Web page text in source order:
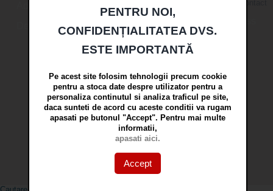
Agentii imobiliare
Despre noi
Contact
Cauta
mai multe optiuni »
Tip anunt
PENTRU NOI,
CONFIDENȚIALITATEA DVS.
ESTE IMPORTANTĂ
Pe acest site folosim tehnologii precum cookie
pentru a stoca date despre utilizator pentru a
personaliza continutul si analiza traficul pe site,
daca sunteti de acord cu aceste conditii va rugam
apasati pe butonul "Accept". Pentru mai multe
informatii,
apasati aici.
Accept